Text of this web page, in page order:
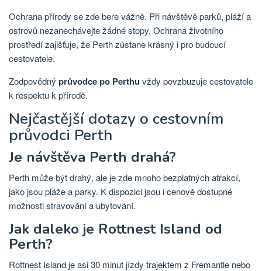
Ochrana přírody se zde bere vážně. Při návštěvě parků, pláží a
ostrovů nezanechávejte žádné stopy. Ochrana životního
prostředí zajišťuje, že Perth zůstane krásný i pro budoucí
cestovatele.
Zodpovědný průvodce po Perthu vždy povzbuzuje cestovatele
k respektu k přírodě.
Nejčastější dotazy o cestovním
průvodci Perth
Je návštěva Perth drahá?
Perth může být drahý, ale je zde mnoho bezplatných atrakcí,
jako jsou pláže a parky. K dispozici jsou i cenově dostupné
možnosti stravování a ubytování.
Jak daleko je Rottnest Island od
Perth?
Rottnest Island je asi 30 minut jízdy trajektem z Fremantle nebo